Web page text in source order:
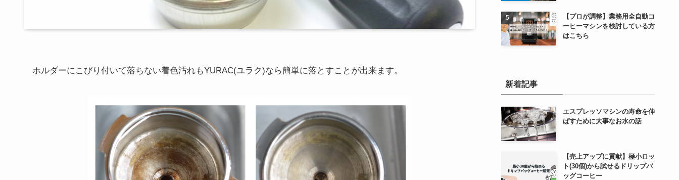
ホルダーにこびり付いて落ちない着色汚れもYURAC(ユラク)なら簡単に落とすことが出来ます。
【プロが調整】業務用全自動コ
ーヒーマシンを検討している方
はこちら
新着記事
エスプレッソマシンの寿命を伸
ばすために大事なお水の話
【売上アップに貢献】極小ロッ
ト(30個)から試せるドリップバ
ッグコーヒー